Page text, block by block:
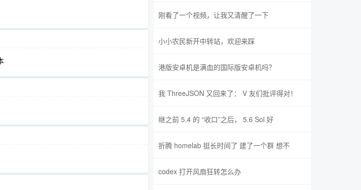
刚看了一个视频，让我又清醒了一下
小小农民新开中转站，欢迎来踩
港版安卓机是满血的国际版安卓机吗？
我 ThreeJSON 又回来了： V 友们批评得对！
继之前 5.4 的 “收口”之后， 5.6 Sol 好
折腾 homelab 挺长时间了 建了一个群 想不
codex 打开风扇狂转怎么办